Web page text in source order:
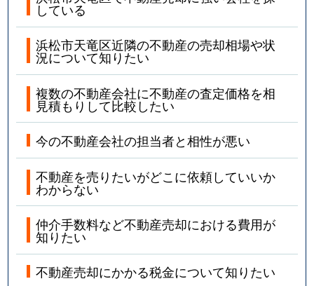
している
浜松市天竜区近隣の不動産の売却相場や状
況について知りたい
複数の不動産会社に不動産の査定価格を相
見積もりして比較したい
今の不動産会社の担当者と相性が悪い
不動産を売りたいがどこに依頼していいか
わからない
仲介手数料など不動産売却における費用が
知りたい
不動産売却にかかる税金について知りたい